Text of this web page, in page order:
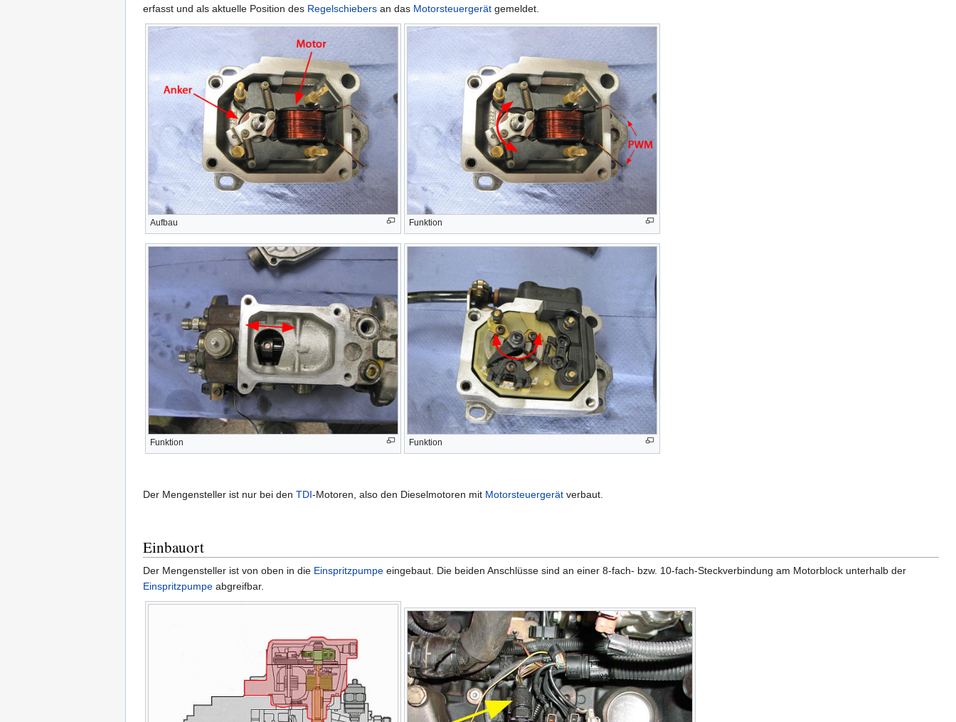
erfasst und als aktuelle Position des Regelschiebers an das Motorsteuergerät gemeldet.
Aufbau Funktion
Funktion Funktion
Der Mengensteller ist nur bei den TDI-Motoren, also den Dieselmotoren mit Motorsteuergerät verbaut.
Einbauort
Der Mengensteller ist von oben in die Einspritzpumpe eingebaut. Die beiden Anschlüsse sind an einer 8-fach- bzw. 10-fach-Steckverbindung am Motorblock unterhalb der
Einspritzpumpe abgreifbar.